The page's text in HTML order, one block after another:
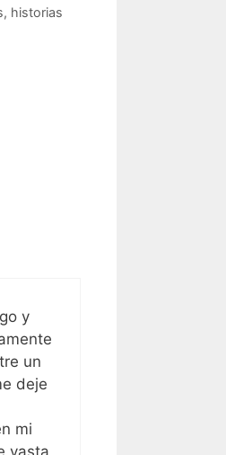
, historias
y
un
deje
mi
vasta